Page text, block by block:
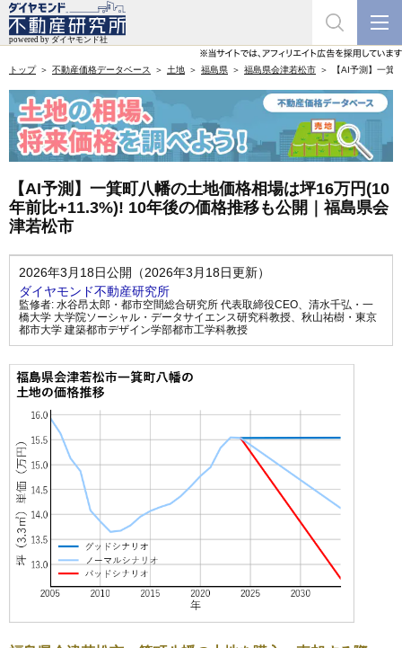
トップ 不動産価格データベース 土地 福島県 福島県会津若松市 【AI予測】一箕
【AI予測】一箕町八幡の土地価格相場は坪16万円(10
年前比+11.3%)! 10年後の価格推移も公開｜福島県会
津若松市
2026年3月18日公開（2026年3月18日更新）
ダイヤモンド不動産研究所
監修者: 水谷昂太郎・都市空間総合研究所 代表取締役CEO、 清水千弘・一
橋大学 大学院ソーシャル・データサイエンス研究科教授、 秋山祐樹・東京
都市大学 建築都市デザイン学部都市工学科教授